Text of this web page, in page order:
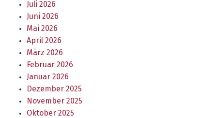
Juli 2026
Juni 2026
Mai 2026
April 2026
März 2026
Februar 2026
Januar 2026
Dezember 2025
November 2025
Oktober 2025